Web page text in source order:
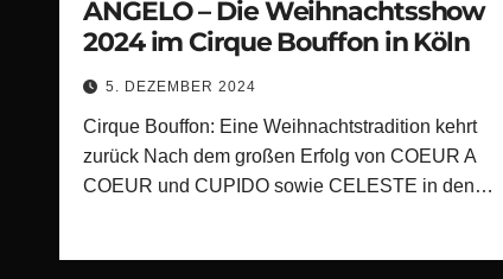
ANGELO – Die Weihnachtsshow
2024 im Cirque Bouffon in Köln
5. DEZEMBER 2024
Cirque Bouffon: Eine Weihnachtstradition kehrt
zurück Nach dem großen Erfolg von COEUR A
COEUR und CUPIDO sowie CELESTE in den…